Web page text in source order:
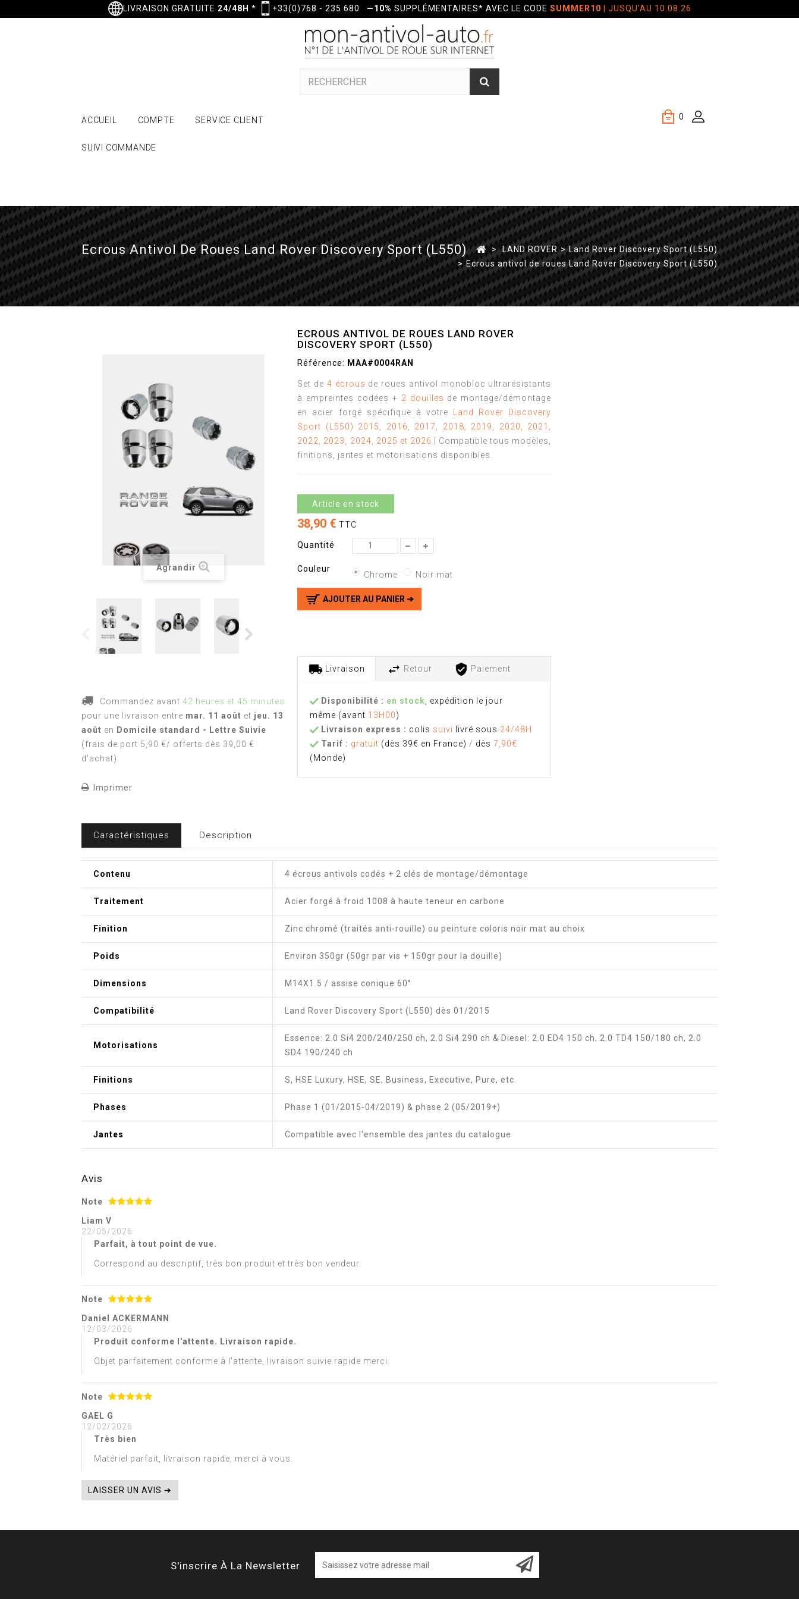
LIVRAISON GRATUITE 24/48H * +33(0)768 - 235 680 —10% SUPPLÉMENTAIRES* AVEC LE CODE SUMMER10 | JUSQU'AU 10.08.26
0
ACCUEIL COMPTE SERVICE CLIENT
SUIVI COMMANDE
Ecrous Antivol De Roues Land Rover Discovery Sport (L550) > LAND ROVER > Land Rover Discovery Sport (L550)
> Ecrous antivol de roues Land Rover Discovery Sport (L550)
Agrandir
Commandez avant 42 heures et 45 minutes
pour une livraison entre mar. 11 août et jeu. 13
août en Domicile standard - Lettre Suivie
(frais de port 5,90 €/ offerts dès 39,00 €
d'achat)
Imprimer
ECROUS ANTIVOL DE ROUES LAND ROVER
DISCOVERY SPORT (L550)
Référence: MAA#0004RAN
Set de 4 écrous de roues antivol monobloc ultrarésistants
à empreintes codées + 2 douilles de montage/démontage
en acier forgé spécifique à votre
Land Rover Discovery
Sport (L550) 2015, 2016, 2017, 2018, 2019, 2020, 2021,
2022, 2023, 2024, 2025 et 2026
| Compatible tous modèles,
finitions, jantes et motorisations disponibles.
Article en stock
38,90 € TTC
Quantité
Couleur
Chrome Noir mat
AJOUTER AU PANIER ➔
Livraison Retour Paiement
Disponibilité : en stock , expédition le jour
même (avant 13H00)
Livraison express : colis suivi livré sous 24/48H
Tarif : gratuit (dès 39€ en France) / dès 7,90€
(Monde)
Caractéristiques Description
Contenu 4 écrous antivols codés + 2 clés de montage/démontage
Traitement Acier forgé à froid 1008 à haute teneur en carbone
Finition Zinc chromé (traités anti-rouille) ou peinture coloris noir mat au choix
Poids Environ 350gr (50gr par vis + 150gr pour la douille)
Dimensions M14X1.5 / assise conique 60°
Compatibilité Land Rover Discovery Sport (L550) dès 01/2015
Motorisations
Essence: 2.0 Si4 200/240/250 ch, 2.0 Si4 290 ch & Diesel: 2.0 ED4 150 ch, 2.0 TD4 150/180 ch, 2.0
SD4 190/240 ch
Finitions S, HSE Luxury, HSE, SE, Business, Executive, Pure, etc.
Phases Phase 1 (01/2015-04/2019) & phase 2 (05/2019+)
Jantes Compatible avec l'ensemble des jantes du catalogue
Avis
Note
Liam V
22/05/2026
Parfait, à tout point de vue.
Correspond au descriptif, très bon produit et très bon vendeur.
Note
Daniel ACKERMANN
12/03/2026
Produit conforme l'attente. Livraison rapide.
Objet parfaitement conforme à l'attente, livraison suivie rapide merci.
Note
GAEL G
12/02/2026
Très bien
Matériel parfait, livraison rapide, merci à vous.
LAISSER UN AVIS ➔
S'inscrire À La Newsletter